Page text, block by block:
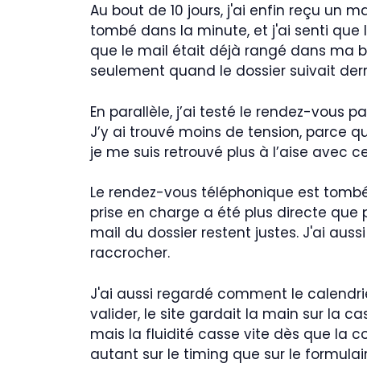
Au bout de 10 jours, j'ai enfin reçu un
tombé dans la minute, et j'ai senti que
que le mail était déjà rangé dans ma
seulement quand le dossier suivait
En parallèle, j’ai testé le rendez-vous
J’y ai trouvé moins de tension, parce
je me suis retrouvé plus à l’aise avec
Le rendez-vous téléphonique est
prise en charge a été plus directe
mail du dossier restent justes. J'ai
raccrocher.
J'ai aussi regardé comment le
valider, le site gardait la main sur la
mais la fluidité casse vite dès que la
autant sur le timing que sur le